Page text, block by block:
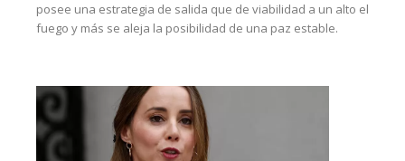
posee una estrategia de salida que de viabilidad a un alto el
fuego y más se aleja la posibilidad de una paz estable.